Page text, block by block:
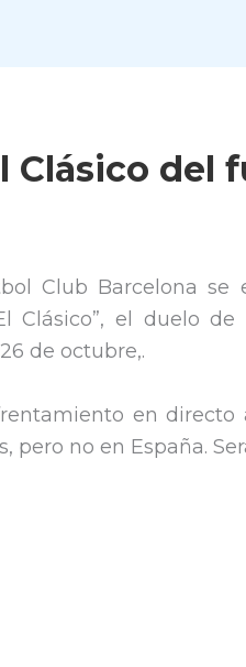
Clásico del
Club Barcelona se
Clásico”, el duelo
de octubre,.
en directo
pero no en España.